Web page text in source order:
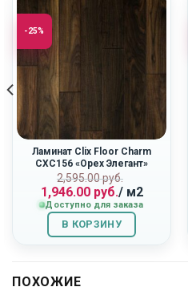
-25%
Ламинат Clix Floor Charm
CXC156 «Орех Элегант»
2,595.00руб.
Первоначальная
цена
составляла
2,595.00
руб..
1,946.00руб.
Текущая
цена:
1,946.00
руб..
/ м2
Доступно для заказа
В КОРЗИНУ
ПОХОЖИЕ